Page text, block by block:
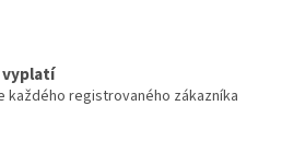
vyplatí
každého registrovaného zákazníka